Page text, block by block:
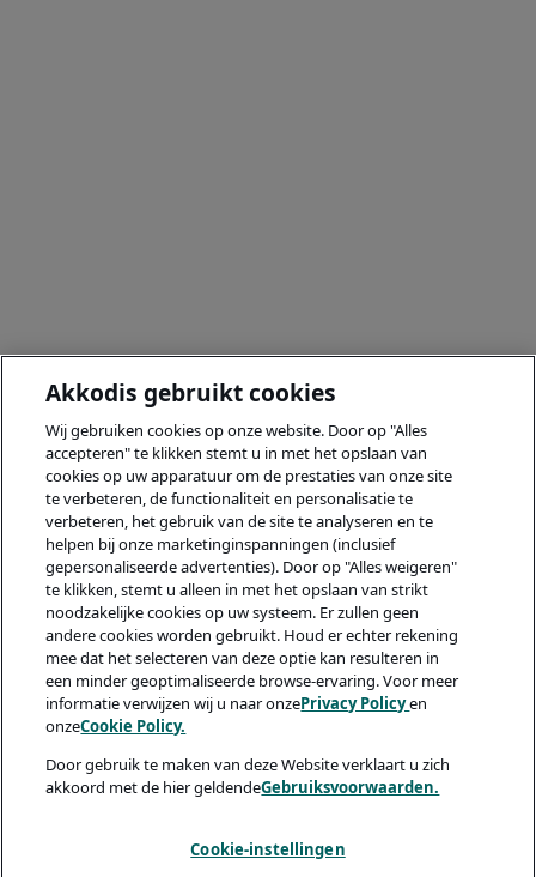
Akkodis gebruikt cookies
Wij gebruiken cookies op onze website. Door op "Alles
accepteren" te klikken stemt u in met het opslaan van
cookies op uw apparatuur om de prestaties van onze site
te verbeteren, de functionaliteit en personalisatie te
verbeteren, het gebruik van de site te analyseren en te
helpen bij onze marketinginspanningen (inclusief
gepersonaliseerde advertenties). Door op "Alles weigeren"
te klikken, stemt u alleen in met het opslaan van strikt
noodzakelijke cookies op uw systeem. Er zullen geen
andere cookies worden gebruikt. Houd er echter rekening
mee dat het selecteren van deze optie kan resulteren in
een minder geoptimaliseerde browse-ervaring. Voor meer
informatie verwijzen wij u naar onzePrivacy Policyen
onzeCookie Policy.
Door gebruik te maken van deze Website verklaart u zich
akkoord met de hier geldendeGebruiksvoorwaarden.
Cookie-instellingen